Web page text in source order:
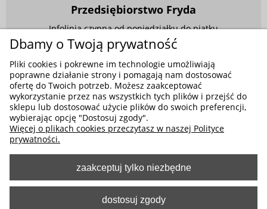
Przedsiębiorstwo Fryda
Infolinia czynna od poniedziałku do piątku
w godzinach 9.00 - 17.00
881 703 704
E-mail:sklep@fryda.com.pl
Sklepy stacjonarne:
ul. Składowa 26, 34-400 Nowy Targ
ul. Żywiecka 91, 43-300 Bielsko-Biała
MOŻLIWE FORMY PŁATNOŚCI
Dbamy o Twoją prywatność
Pliki cookies i pokrewne im technologie umożliwiają
poprawne działanie strony i pomagają nam dostosować
ofertę do Twoich potrzeb. Możesz zaakceptować
wykorzystanie przez nas wszystkich tych plików i przejść do
sklepu lub dostosować użycie plików do swoich preferencji,
wybierając opcję "Dostosuj zgody".
Więcej o plikach cookies przeczytasz w naszej Polityce
prywatności.
zaakceptuj tylko niezbędne
dostosuj zgody